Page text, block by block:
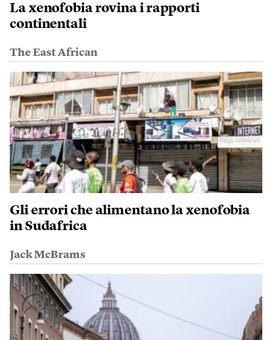
La xenofobia rovina i rapporti
continentali
The East African
Gli errori che alimentano la xenofobia
in Sudafrica
Jack McBrams